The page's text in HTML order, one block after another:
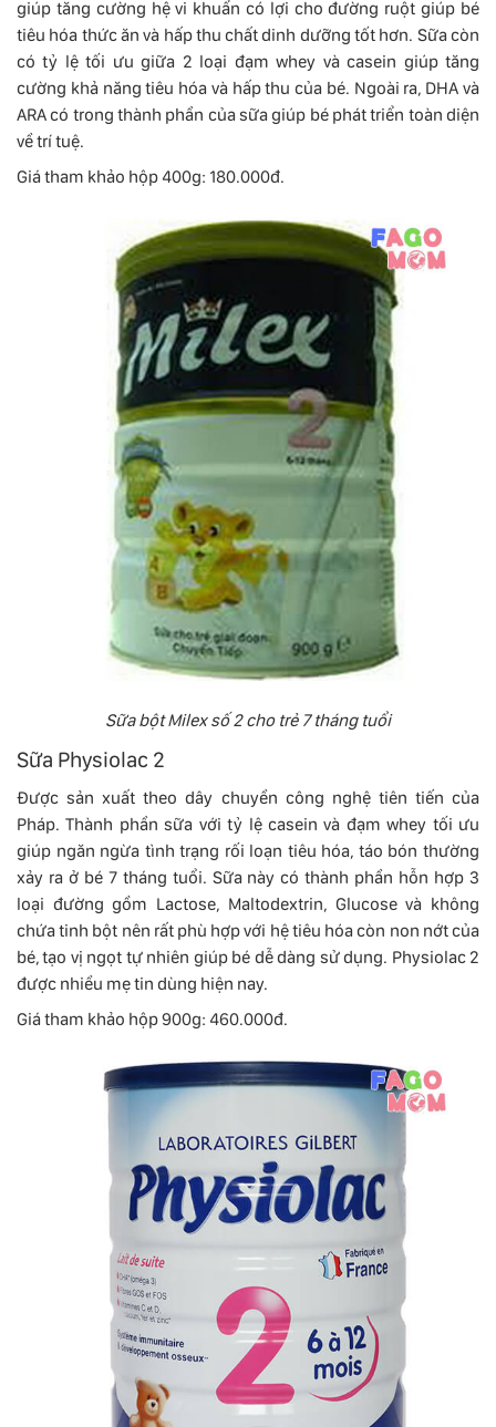
giúp tăng cường hệ vi khuẩn có lợi cho đường ruột giúp bé
tiêu hóa thức ăn và hấp thu chất dinh dưỡng tốt hơn. Sữa còn
có tỷ lệ tối ưu giữa 2 loại đạm whey và casein giúp tăng
cường khả năng tiêu hóa và hấp thu của bé. Ngoài ra, DHA và
ARA có trong thành phần của sữa giúp bé phát triển toàn diện
về trí tuệ.
Giá tham khảo hộp 400g: 180.000đ.
Sữa bột Milex số 2 cho trẻ 7 tháng tuổi
Sữa Physiolac 2
Được sản xuất theo dây chuyền công nghệ tiên tiến của
Pháp. Thành phần sữa với tỷ lệ casein và đạm whey tối ưu
giúp ngăn ngừa tình trạng rối loạn tiêu hóa, táo bón thường
xảy ra ở bé 7 tháng tuổi. Sữa này có thành phần hỗn hợp 3
loại đường gồm Lactose, Maltodextrin, Glucose và không
chứa tinh bột nên rất phù hợp với hệ tiêu hóa còn non nớt của
bé, tạo vị ngọt tự nhiên giúp bé dễ dàng sử dụng. Physiolac 2
được nhiều mẹ tin dùng hiện nay.
Giá tham khảo hộp 900g: 460.000đ.